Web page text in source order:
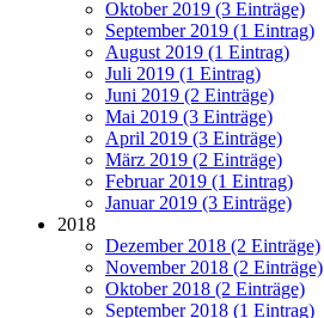
Oktober 2019 (3 Einträge)
September 2019 (1 Eintrag)
August 2019 (1 Eintrag)
Juli 2019 (1 Eintrag)
Juni 2019 (2 Einträge)
Mai 2019 (3 Einträge)
April 2019 (3 Einträge)
März 2019 (2 Einträge)
Februar 2019 (1 Eintrag)
Januar 2019 (3 Einträge)
2018
Dezember 2018 (2 Einträge)
November 2018 (2 Einträge)
Oktober 2018 (2 Einträge)
September 2018 (1 Eintrag)